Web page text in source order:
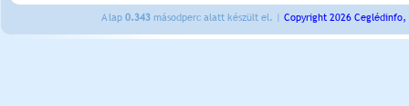
A lap 0.343 másodperc alatt készült el. | Copyright 2026